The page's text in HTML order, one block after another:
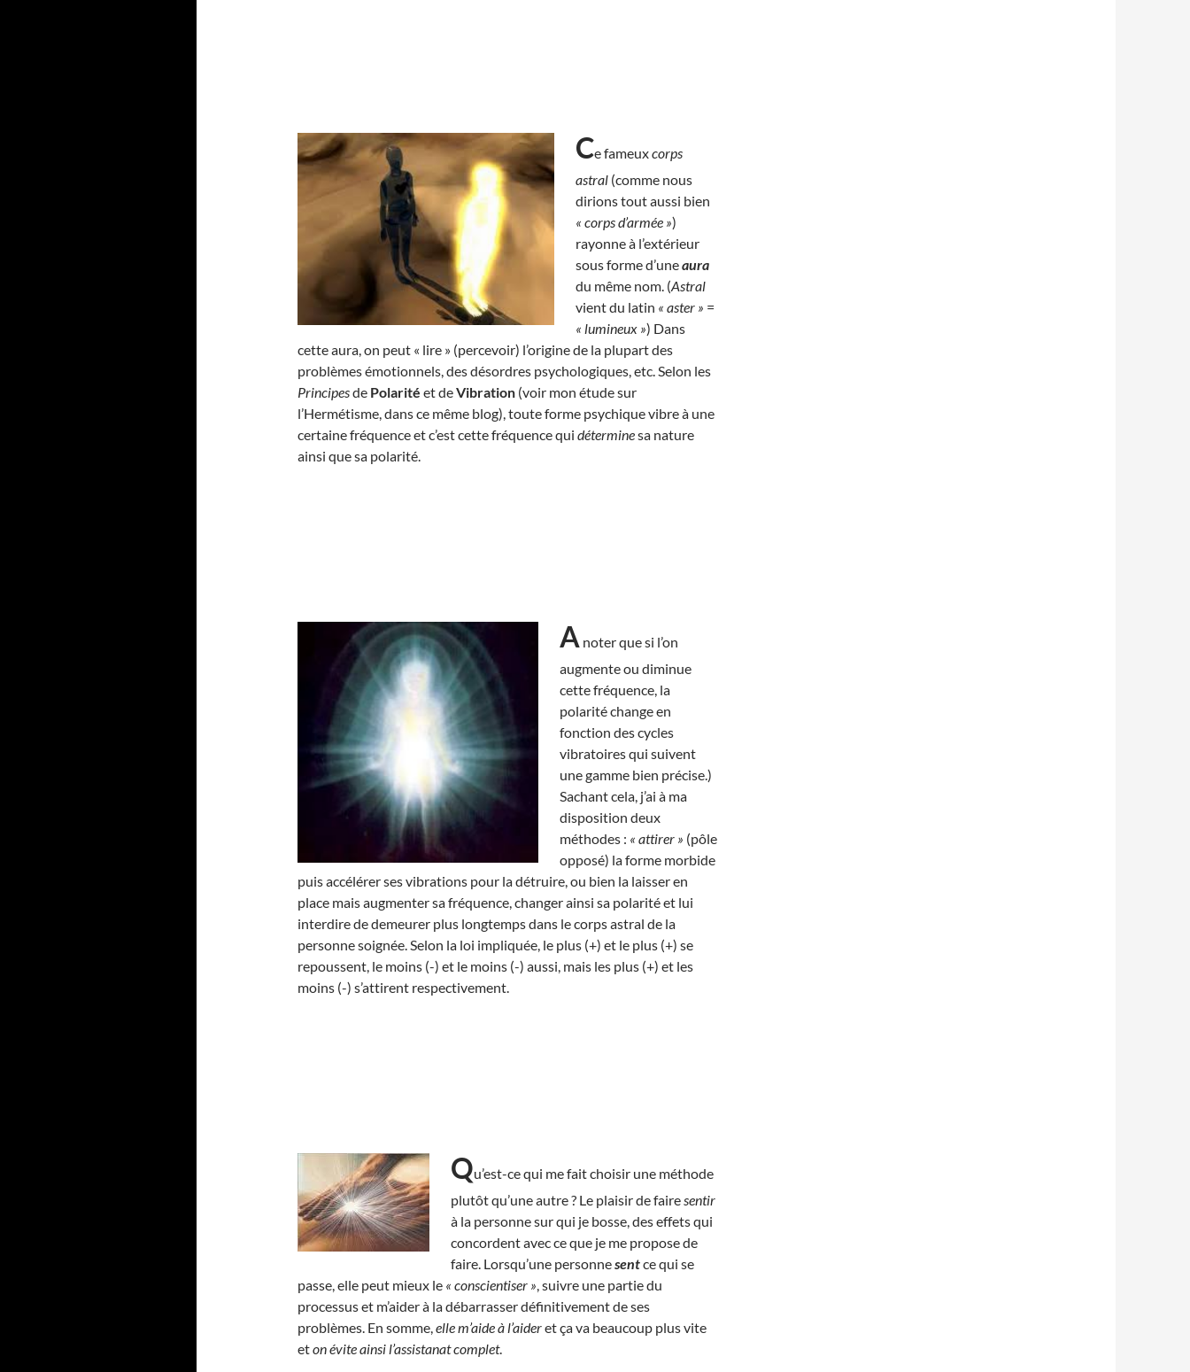
Ce fameuxcorps
astral (comme nous
dirions tout aussi bien
« corps d’armée »)
rayonne à l’extérieur
sous forme d’uneaura
du même nom. (Astral
vient du latin « aster » =
« lumineux ») Dans
cette aura, on peut « lire » (percevoir) l’origine de la plupart des
problèmes émotionnels, des désordres psychologiques, etc. Selon les
Principesde Polarité et deVibration (voir mon étude sur
l’Hermétisme, dans ce même blog), toute forme psychique vibre à une
certaine fréquence et c’est cette fréquence qui déterminesa nature
ainsi que sa polarité.
A noter que si l’on
augmente ou diminue
cette fréquence, la
polarité change en
fonction des cycles
vibratoires qui suivent
une gamme bien précise.)
Sachant cela, j’ai à ma
disposition deux
méthodes : « attirer » (pôle
opposé) la forme morbide
puis accélérer ses vibrations pour la détruire, ou bien la laisser en
place mais augmenter sa fréquence, changer ainsi sa polarité et lui
interdire de demeurer plus longtemps dans le corps astral de la
personne soignée. Selon la loi impliquée, le plus (+) et le plus (+) se
repoussent, le moins (-) et le moins (-) aussi, mais les plus (+) et les
moins (-) s’attirent respectivement.
Qu’est-ce qui me fait choisir une méthode
plutôt qu’une autre ? Le plaisir de fairesentir
à la personne sur qui je bosse, des effets qui
concordent avec ce que je me propose de
faire. Lorsqu’une personnesentce qui se
passe, elle peut mieux le « conscientiser », suivre une partie du
processus et m’aider à la débarrasser définitivement de ses
problèmes. En somme,elle m’aide à l’aideret ça va beaucoup plus vite
eton évite ainsi l’assistanat complet.